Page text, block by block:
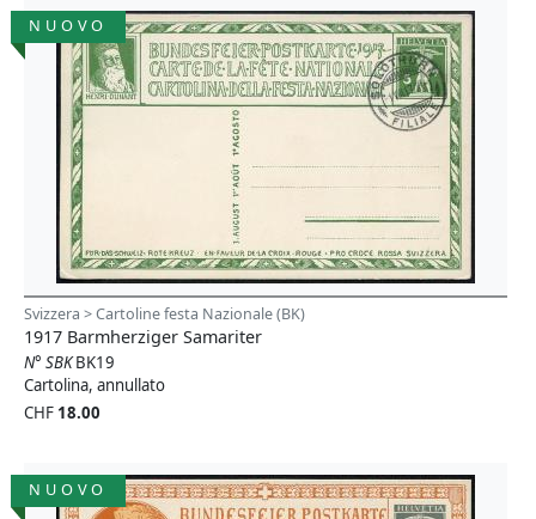
NUOVO
Svizzera > Cartoline festa Nazionale (BK)
1917 Barmherziger Samariter
N° SBKBK19
Cartolina, annullato
CHF 18.00
NUOVO